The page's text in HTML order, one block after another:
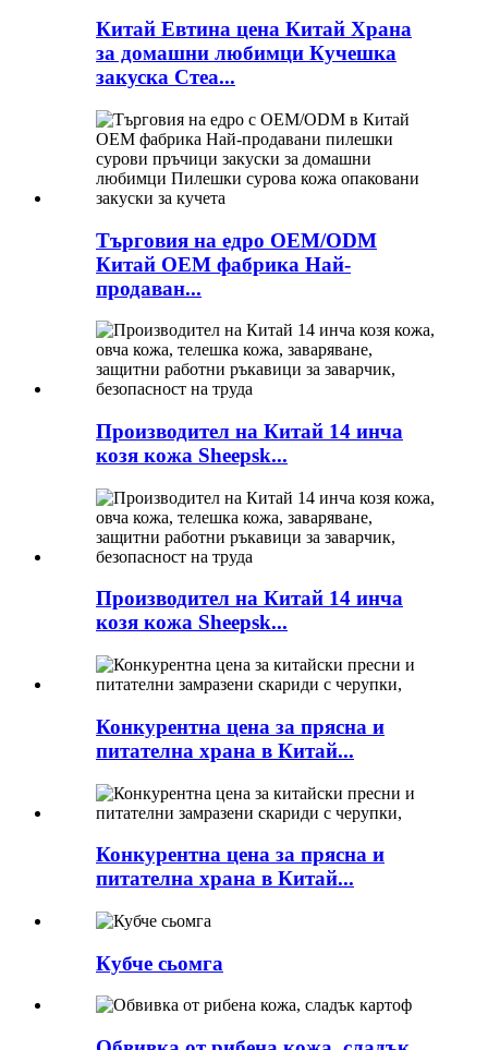
Китай Евтина цена Китай Храна
за домашни любимци Кучешка
закуска Стеа...
Търговия на едро OEM/ODM
Китай OEM фабрика Най-
продаван...
Производител на Китай 14 инча
козя кожа Sheepsk...
Производител на Китай 14 инча
козя кожа Sheepsk...
Конкурентна цена за прясна и
питателна храна в Китай...
Конкурентна цена за прясна и
питателна храна в Китай...
Кубче сьомга